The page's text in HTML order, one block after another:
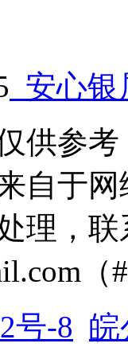
安心银
供参
自于
理，
（
号-8 皖